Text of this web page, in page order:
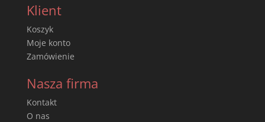
Klient
Koszyk
Moje konto
Zamówienie
Nasza firma
Kontakt
O nas